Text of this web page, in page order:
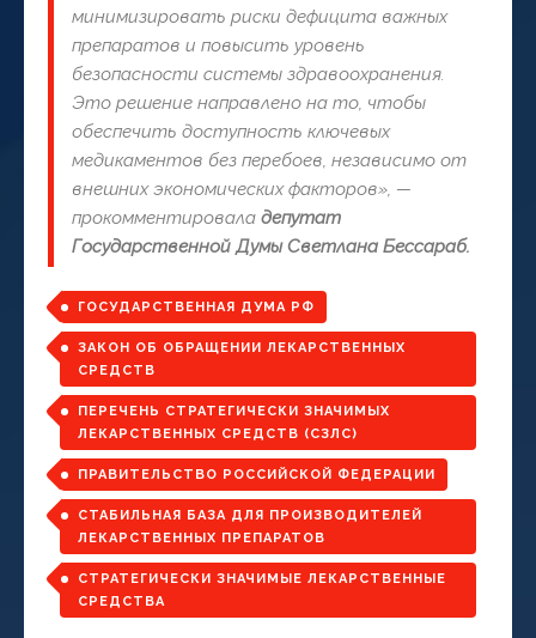
минимизировать риски дефицита важных
препаратов и повысить уровень
безопасности системы здравоохранения.
Это решение направлено на то, чтобы
обеспечить доступность ключевых
медикаментов без перебоев, независимо от
внешних экономических факторов», —
прокомментировала депутат
Государственной Думы Светлана Бессараб.
ГОСУДАРСТВЕННАЯ ДУМА РФ
ЗАКОН ОБ ОБРАЩЕНИИ ЛЕКАРСТВЕННЫХ
СРЕДСТВ
ПЕРЕЧЕНЬ СТРАТЕГИЧЕСКИ ЗНАЧИМЫХ
ЛЕКАРСТВЕННЫХ СРЕДСТВ (СЗЛС)
ПРАВИТЕЛЬСТВО РОССИЙСКОЙ ФЕДЕРАЦИИ
СТАБИЛЬНАЯ БАЗА ДЛЯ ПРОИЗВОДИТЕЛЕЙ
ЛЕКАРСТВЕННЫХ ПРЕПАРАТОВ
СТРАТЕГИЧЕСКИ ЗНАЧИМЫЕ ЛЕКАРСТВЕННЫЕ
СРЕДСТВА